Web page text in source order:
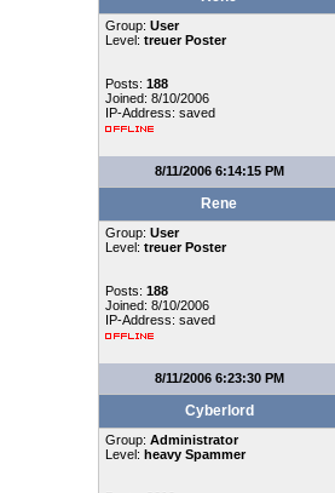
Group: User
Level: treuer Poster
Posts: 188
Joined: 8/10/2006
IP-Address: saved
8/11/2006 6:14:15 PM
Rene
Group: User
Level: treuer Poster
Posts: 188
Joined: 8/10/2006
IP-Address: saved
8/11/2006 6:23:30 PM
Cyberlord
Group: Administrator
Level: heavy Spammer